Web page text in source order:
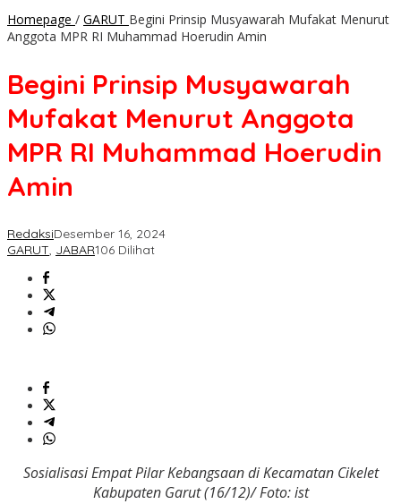
Homepage / GARUT Begini Prinsip Musyawarah Mufakat Menurut
Anggota MPR RI Muhammad Hoerudin Amin
Begini Prinsip Musyawarah
Mufakat Menurut Anggota
MPR RI Muhammad Hoerudin
Amin
RedaksiDesember 16, 2024
GARUT, JABAR106 Dilihat
Sosialisasi Empat Pilar Kebangsaan di Kecamatan Cikelet
Kabupaten Garut (16/12)/ Foto: ist